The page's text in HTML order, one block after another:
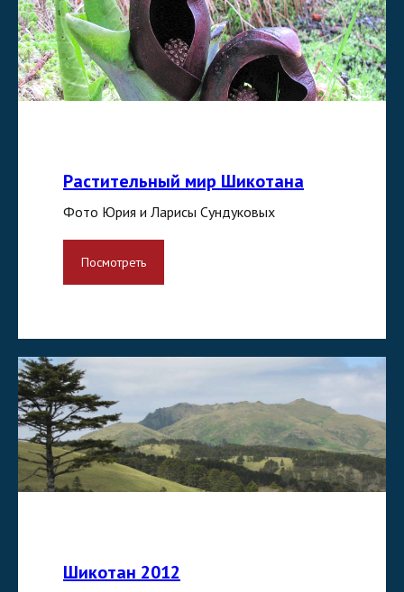
Растительный мир Шикотана
Фото Юрия и Ларисы Сундуковых
Посмотреть
Шикотан 2012